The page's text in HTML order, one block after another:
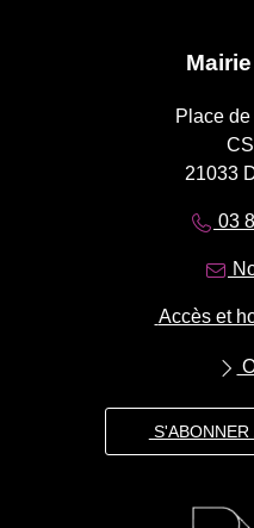
Place
21033
03
Accès et
S'ABONNER